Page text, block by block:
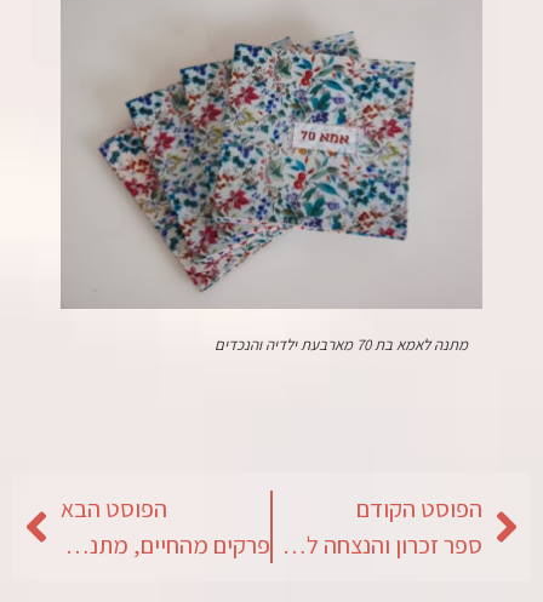
מתנה לאמא בת 70 מארבעת ילדיה והנכדים
הפוסט הקודם
ספר זכרון והנצחה לאברהם קדמוני
הפוסט הבא
פרקים מהחיים, מתנה מאמא למשפחתהּ